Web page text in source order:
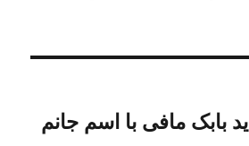
بابک مافی با اسم جانم